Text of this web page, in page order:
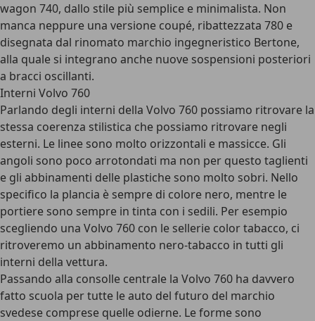
wagon 740, dallo stile più semplice e minimalista. Non
manca neppure una versione coupé, ribattezzata 780 e
disegnata dal rinomato marchio ingegneristico Bertone,
alla quale si integrano anche nuove sospensioni posteriori
a bracci oscillanti.
Interni Volvo 760
Parlando degli interni della Volvo 760 possiamo ritrovare la
stessa coerenza stilistica che possiamo ritrovare negli
esterni. Le linee sono molto orizzontali e massicce. Gli
angoli sono poco arrotondati ma non per questo taglienti
e gli abbinamenti delle plastiche sono molto sobri. Nello
specifico la plancia è sempre di colore nero, mentre le
portiere sono sempre in tinta con i sedili. Per esempio
scegliendo una Volvo 760 con le sellerie color tabacco, ci
ritroveremo un abbinamento nero-tabacco in tutti gli
interni della vettura.
Passando alla consolle centrale la Volvo 760 ha davvero
fatto scuola per tutte le auto del futuro del marchio
svedese comprese quelle odierne. Le forme sono